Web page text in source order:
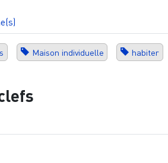
Maison individuelle habiter